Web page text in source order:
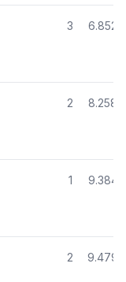
3 6.852
2 8.258
1 9.384
2 9.479